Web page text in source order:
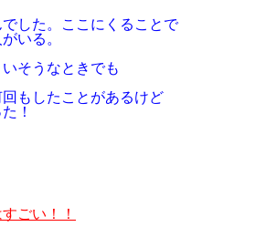
でした。ここにくることで
いる。
そうなときでも
もしたことがあるけど
！
ごい！！